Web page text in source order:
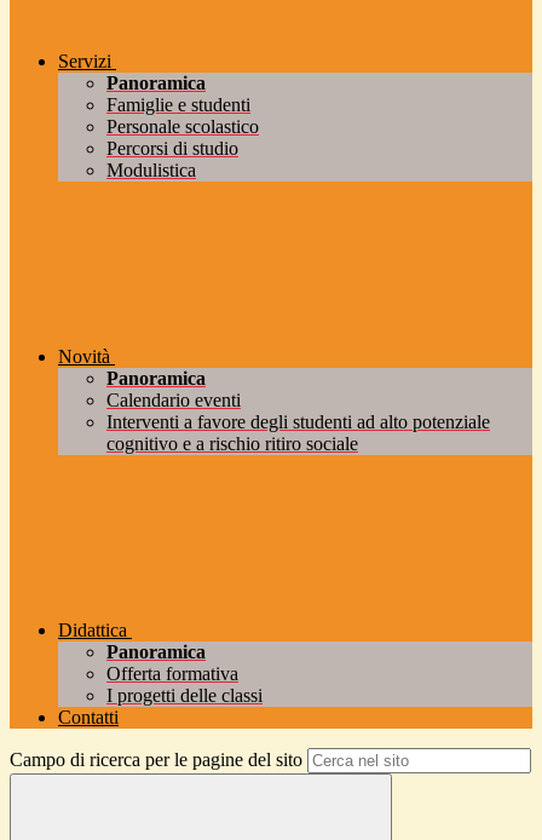
Servizi
Panoramica
Famiglie e studenti
Personale scolastico
Percorsi di studio
Modulistica
Novità
Panoramica
Calendario eventi
Interventi a favore degli studenti ad alto potenziale
cognitivo e a rischio ritiro sociale
Didattica
Panoramica
Offerta formativa
I progetti delle classi
Contatti
Campo di ricerca per le pagine del sito